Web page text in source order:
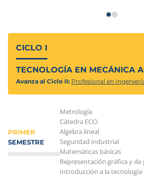
CICLO I
TECNOLOGÍA EN MECÁNICA
Avanza al Ciclo II: Profesional en
PRIMER
SEMESTRE
Metrología
Cátedra ECCI
Algebra lineal
Seguridad industrial
Matemáticas básicas
Representación gráfica y
Introducción a la tecnología